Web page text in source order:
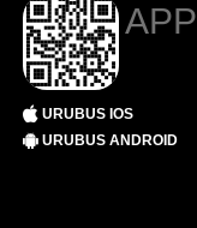
APP
URUBUS IOS
URUBUS ANDROID